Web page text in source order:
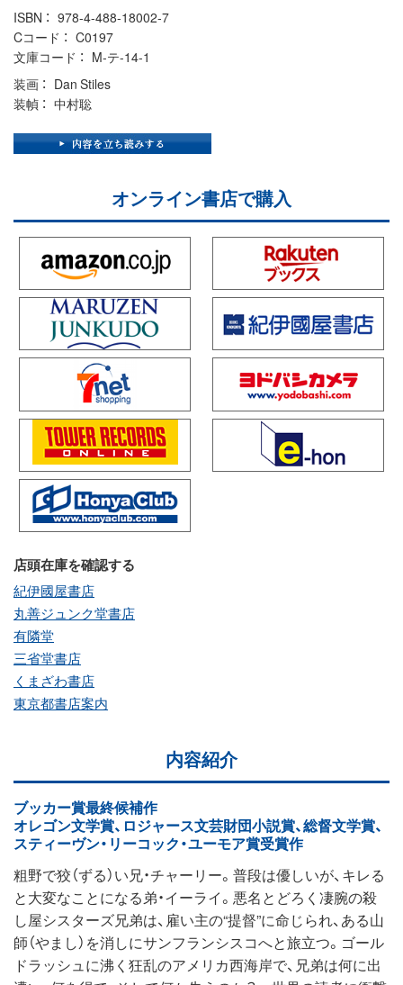
ISBN
978-4-488-18002-7
Cコード
C0197
文庫コード
M-テ-14-1
装画
Dan Stiles
装幀
中村聡
オンライン書店で購入
店頭在庫を確認する
紀伊國屋書店
丸善ジュンク堂書店
有隣堂
三省堂書店
くまざわ書店
東京都書店案内
内容紹介
ブッカー賞最終候補作
オレゴン文学賞、ロジャース文芸財団小説賞、総督文学賞、
スティーヴン・リーコック・ユーモア賞受賞作
粗野で狡（ずる）い兄・チャーリー。普段は優しいが、キレる
と大変なことになる弟・イーライ。悪名とどろく凄腕の殺
し屋シスターズ兄弟は、雇い主の“提督”に命じられ、ある山
師（やまし）を消しにサンフランシスコへと旅立つ。ゴール
ドラッシュに沸く狂乱のアメリカ西海岸で、兄弟は何に出